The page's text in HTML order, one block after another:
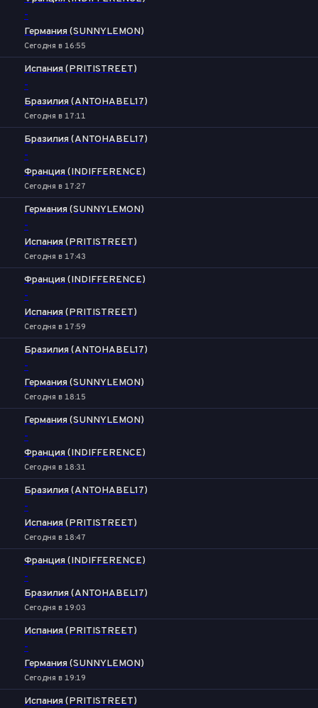
-
Германия (SUNNYLEMON)
Сегодня в 16:55
Испания (PRITISTREET)
-
Бразилия (ANTOHABEL17)
Сегодня в 17:11
Бразилия (ANTOHABEL17)
-
Франция (INDIFFERENCE)
Сегодня в 17:27
Германия (SUNNYLEMON)
-
Испания (PRITISTREET)
Сегодня в 17:43
Франция (INDIFFERENCE)
-
Испания (PRITISTREET)
Сегодня в 17:59
Бразилия (ANTOHABEL17)
-
Германия (SUNNYLEMON)
Сегодня в 18:15
Германия (SUNNYLEMON)
-
Франция (INDIFFERENCE)
Сегодня в 18:31
Бразилия (ANTOHABEL17)
-
Испания (PRITISTREET)
Сегодня в 18:47
Франция (INDIFFERENCE)
-
Бразилия (ANTOHABEL17)
Сегодня в 19:03
Испания (PRITISTREET)
-
Германия (SUNNYLEMON)
Сегодня в 19:19
Испания (PRITISTREET)